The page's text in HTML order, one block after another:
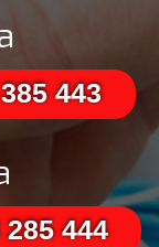
443
285 444